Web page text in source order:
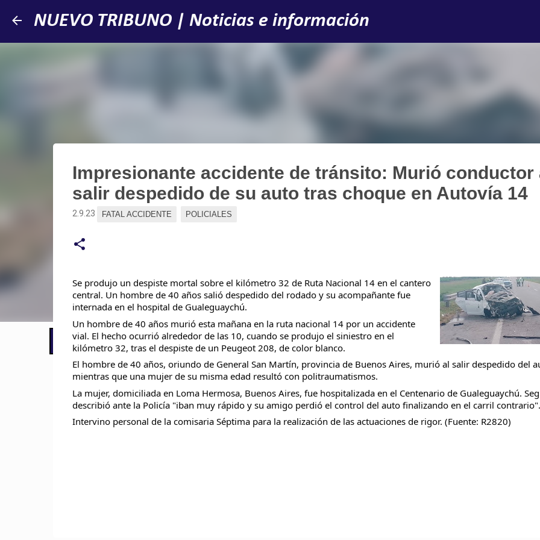
Ir al contenido principal
NUEVO TRIBUNO | Noticias e información
📢 LO ÚLTIMO El Gobierno postergó la reunión paritaria con estatales
Impresionante accidente de tránsito: Murió conductor
salir despedido de su auto tras choque en Autovía 14
2.9.23 FATAL ACCIDENTE POLICIALES
Se produjo un despiste mortal sobre el kilómetro 32 de Ruta Nacional 14 en el cantero
central. Un hombre de 40 años salió despedido del rodado y su acompañante fue
internada en el hospital de Gualeguaychú.
Un hombre de 40 años murió esta mañana en la ruta nacional 14 por un accidente
vial. El hecho ocurrió alrededor de las 10, cuando se produjo el siniestro en el
kilómetro 32, tras el despiste de un Peugeot 208, de color blanco.
El hombre de 40 años, oriundo de General San Martín, provincia de Buenos Aires, murió al salir despedido del
mientras que una mujer de su misma edad resultó con politraumatismos.
La mujer, domiciliada en Loma Hermosa, Buenos Aires, fue hospitalizada en el Centenario de Gualeguaychú.
describió ante la Policía "iban muy rápido y su amigo perdió el control del auto finalizando en el carril contrario".
Intervino personal de la comisaria Séptima para la realización de las actuaciones de rigor. (Fuente: R2820)